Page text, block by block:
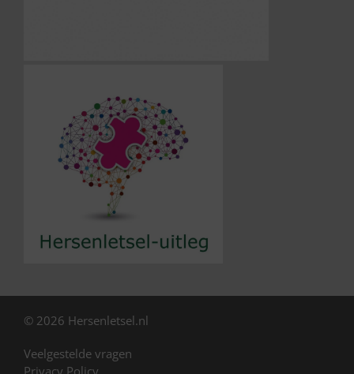
© 2026 Hersenletsel.nl
Veelgestelde vragen
Privacy Policy